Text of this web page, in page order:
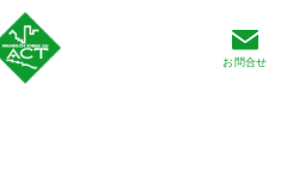
お問合せ